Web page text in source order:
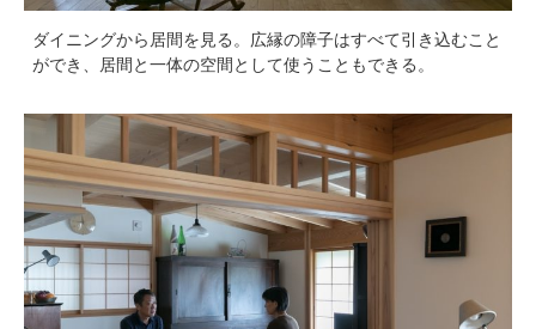
ダイニングから居間を見る。広縁の障子はすべて引き込むこと
ができ、居間と一体の空間として使うこともできる。